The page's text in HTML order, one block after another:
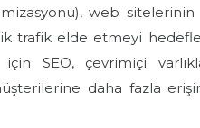
web sitelerinin
trafik elde etmeyi
SEO, çevrimiçi
daha fazla